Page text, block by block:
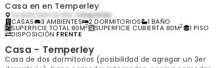
Casa en en Temperley
Vicente Stea Al 900, Temperley
CASAS 3 AMBIENTES 2 DORMITORIOS 1 BAÑO
SUPERFICIE TOTAL 80M2 SUPERFICIE CUBIERTA 80M2 1 PISO
DISPOSICIÓN FRENTE
Casa - Temperley
Casa de dos dormitorios (posibilidad de agregar un 3er